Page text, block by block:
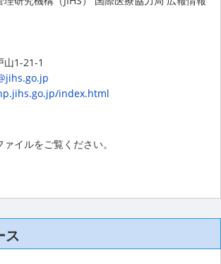
山1-21-1
index.html
イルをご覧ください。
ス